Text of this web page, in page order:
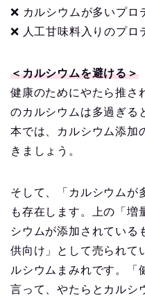
❌ カルシウムが多いプロ
❌ 人工甘味料入りのプロ
＜カルシウムを避ける＞
健康のためにやたら推さ
のカルシウムは多過ぎる
本では、カルシウム添加
きましょう。
そして、「カルシウムが
も存在します。上の「増
シウムが添加されている
供向け」として売られて
ルシウムまみれです。「
言って、やたらとカルシ